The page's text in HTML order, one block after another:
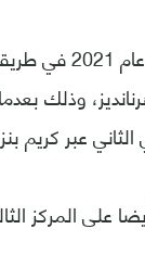
وسبق لفرنسا أن
لتيو هرنانديز،
عبر كريم
المركز